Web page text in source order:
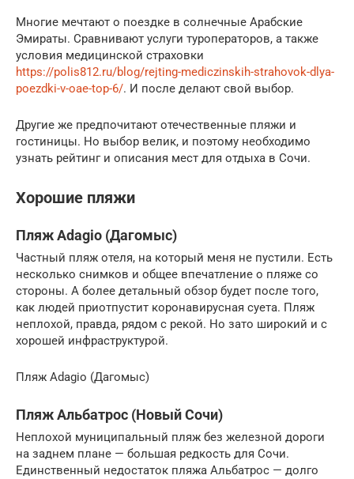
Многие мечтают о поездке в солнечные Арабские
Эмираты. Сравнивают услуги туроператоров, а также
условия медицинской страховки
https://polis812.ru/blog/rejting-mediczinskih-strahovok-dlya-
poezdki-v-oae-top-6/. И после делают свой выбор.
Другие же предпочитают отечественные пляжи и
гостиницы. Но выбор велик, и поэтому необходимо
узнать рейтинг и описания мест для отдыха в Сочи.
Хорошие пляжи
Пляж Adagio (Дагомыс)
Частный пляж отеля, на который меня не пустили. Есть
несколько снимков и общее впечатление о пляже со
стороны. А более детальный обзор будет после того,
как людей приотпустит коронавирусная суета. Пляж
неплохой, правда, рядом с рекой. Но зато широкий и с
хорошей инфраструктурой.
Пляж Adagio (Дагомыс)
Пляж Альбатрос (Новый Сочи)
Неплохой муниципальный пляж без железной дороги
на заднем плане — большая редкость для Сочи.
Единственный недостаток пляжа Альбатрос — долго